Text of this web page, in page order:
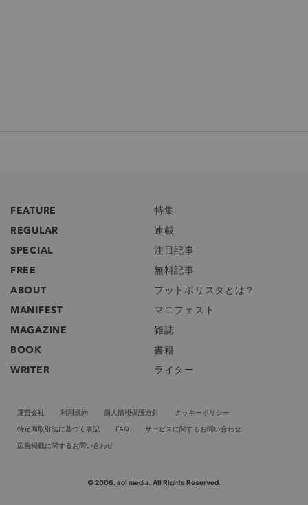
FEATURE
特集
REGULAR
連載
SPECIAL
注目記事
FREE
無料記事
ABOUT
フットボリスタとは？
MANIFEST
マニフェスト
MAGAZINE
雑誌
BOOK
書籍
WRITER
ライター
運営会社 利用規約 個人情報保護方針
クッキーポリシー
特定商取引法に基づく表記
FAQ
サービスに関するお問い合わせ
広告掲載に関するお問い合わせ
© 2006. sol media. All Rights Reserved.